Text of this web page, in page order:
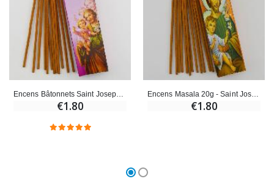
Encens Bâtonnets Saint Joseph - Aromatika 15 gr
€1.80
Encens Masala 20g - Saint Joseph
€1.80